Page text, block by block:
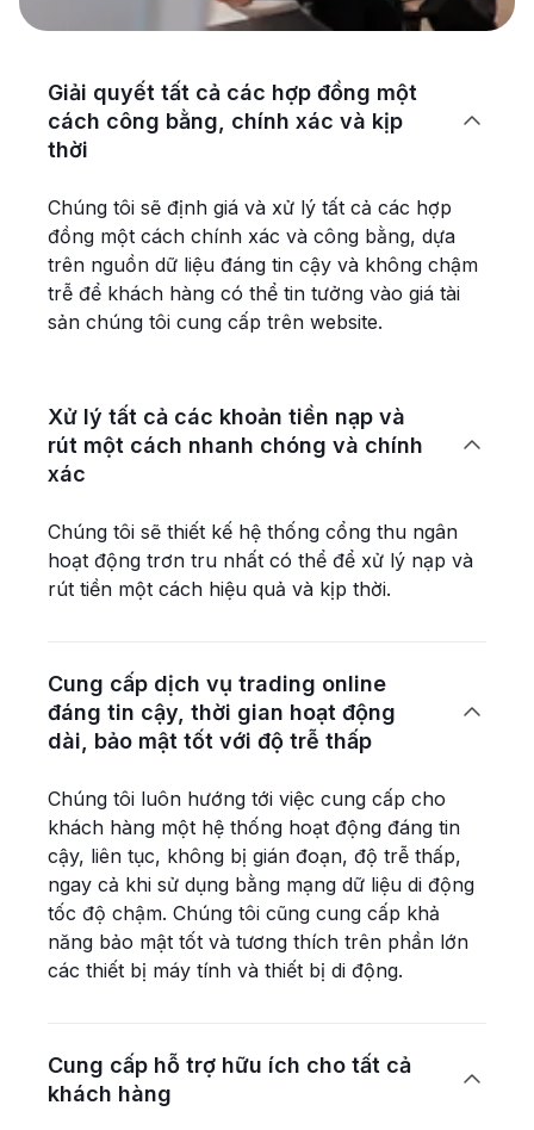
Giải quyết tất cả các hợp đồng một
cách công bằng, chính xác và kịp
thời

Chúng tôi sẽ định giá và xử lý tất cả các hợp
đồng một cách chính xác và công bằng, dựa
trên nguồn dữ liệu đáng tin cậy và không chậm
trễ để khách hàng có thể tin tưởng vào giá tài
sản chúng tôi cung cấp trên website.
Xử lý tất cả các khoản tiền nạp và
rút một cách nhanh chóng và chính
xác

Chúng tôi sẽ thiết kế hệ thống cổng thu ngân
hoạt động trơn tru nhất có thể để xử lý nạp và
rút tiền một cách hiệu quả và kịp thời.
Cung cấp dịch vụ trading online
đáng tin cậy, thời gian hoạt động
dài, bảo mật tốt với độ trễ thấp

Chúng tôi luôn hướng tới việc cung cấp cho
khách hàng một hệ thống hoạt động đáng tin
cậy, liên tục, không bị gián đoạn, độ trễ thấp,
ngay cả khi sử dụng bằng mạng dữ liệu di động
tốc độ chậm. Chúng tôi cũng cung cấp khả
năng bảo mật tốt và tương thích trên phần lớn
các thiết bị máy tính và thiết bị di động.
Cung cấp hỗ trợ hữu ích cho tất cả
khách hàng
